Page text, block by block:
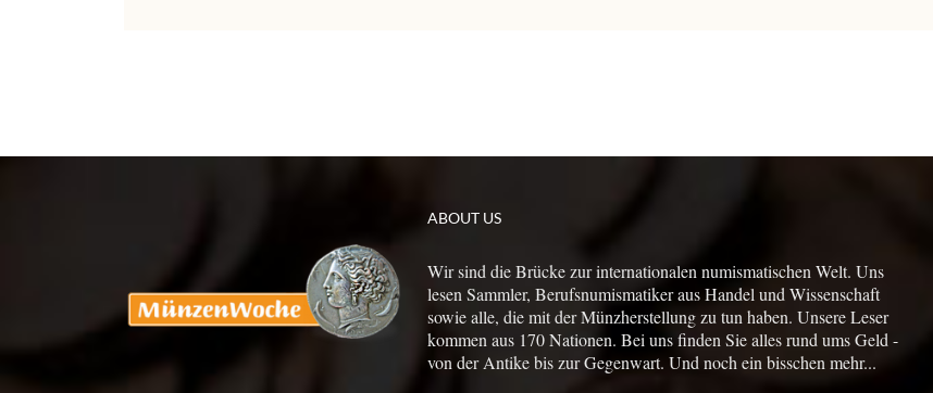
ABOUT US
Wir sind die Brücke zur internationalen numismatischen Welt. Uns
lesen Sammler, Berufsnumismatiker aus Handel und Wissenschaft
sowie alle, die mit der Münzherstellung zu tun haben. Unsere Leser
kommen aus 170 Nationen. Bei uns finden Sie alles rund ums Geld -
von der Antike bis zur Gegenwart. Und noch ein bisschen mehr...